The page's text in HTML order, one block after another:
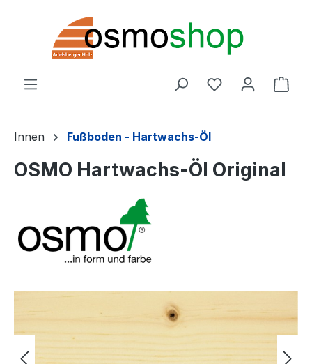
Zum Hauptinhalt springen
Du hast 0
Innen Fußboden - Hartwachs-Öl
OSMO Hartwachs-Öl Original